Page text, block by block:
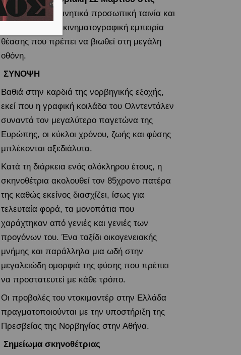
16.00.Μια συγκινητικά προσωπική ταινία και
ταυτόχρονα μια κινηματογραφική εμπειρία
θέασης που πρέπει να βιωθεί στη μεγάλη
οθόνη.
ΣΥΝΟΨΗ
Βαθιά στην καρδιά της νορβηγικής εξοχής,
εκεί που η γραφική κοιλάδα του Ολντεντάλεν
συναντά τον μεγαλύτερο παγετώνα της
Ευρώπης, οι κύκλοι χρόνου, ζωής και φύσης
μπλέκονται αξεδιάλυτα.
Κατά τη διάρκεια ενός ολόκληρου έτους, η
σκηνοθέτρια ακολουθεί τον 85χρονο πατέρα
της καθώς εκείνος διασχίζει, ίσως για
τελευταία φορά, τα μονοπάτια που
χαράχτηκαν από γενιές και γενιές των
προγόνων του. Ένα ταξίδι οικογενειακής
μνήμης και παράλληλα μια ωδή στην
μεγαλειώδη ομορφιά της φύσης που πρέπει
να προστατευτεί με κάθε τρόπο.
Οι προβολές του ντοκιμαντέρ στην Ελλάδα
πραγματοποιούνται με την υποστήριξη της
Πρεσβείας της Νορβηγίας στην Αθήνα.
Σημείωμα σκηνοθέτριας